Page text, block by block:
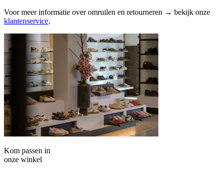
Voor meer informatie over omruilen en retourneren → bekijk onze
klantenservice.
Kom passen in
onze winkel